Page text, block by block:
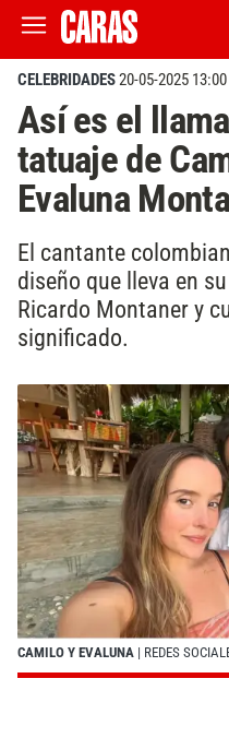
CELEBRIDADES20-05-2025 13:00
Así es el
tatuaje de
Evaluna
El cantante
diseño que lleva en
Ricardo Montaner y
significado.
CAMILO Y EVALUNA | REDES